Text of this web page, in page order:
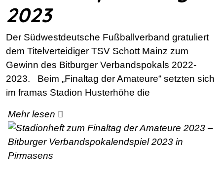
2023
Der Südwestdeutsche Fußballverband gratuliert
dem Titelverteidiger TSV Schott Mainz zum
Gewinn des Bitburger Verbandspokals 2022-
2023. Beim „Finaltag der Amateure“ setzten sich
im framas Stadion Husterhöhe die
Mehr lesen